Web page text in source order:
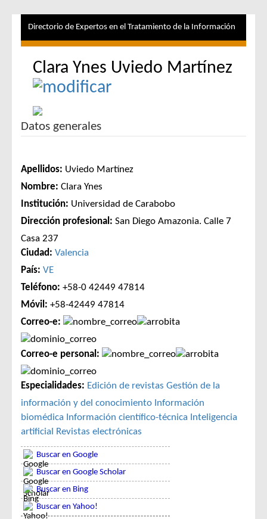
Directorio de Expertos en el Tratamiento de la Información
Clara Ynes Uviedo Martínez
Datos generales
Apellidos: Uviedo Martínez
Nombre: Clara Ynes
Institución: Universidad de Carabobo
Dirección profesional: San Diego Amazonia. Calle 7
Casa 237
Ciudad: Valencia
País: VE
Teléfono: +58-0 42449 47814
Móvil: +58-42449 47814
Correo-e:
Correo-e personal:
Especialidades: Edición de revistas Gestión de la
información y del conocimiento Información
biomédica Información científico-técnica Inteligencia
artificial
Revistas electrónicas
Buscar en Google
Buscar en Google Scholar
Buscar en Bing
Buscar en Yahoo!